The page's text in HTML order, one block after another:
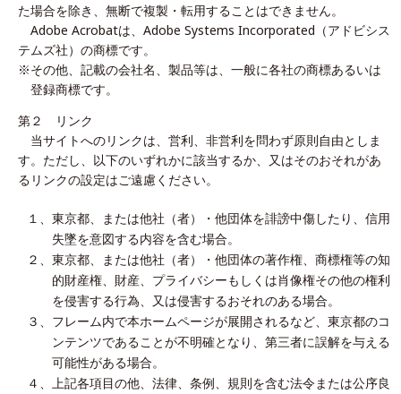
た場合を除き、無断で複製・転用することはできません。
Adobe Acrobatは、Adobe Systems Incorporated（アドビシス
テムズ社）の商標です。
※その他、記載の会社名、製品等は、一般に各社の商標あるいは
登録商標です。
第２ リンク
当サイトへのリンクは、営利、非営利を問わず原則自由としま
す。ただし、以下のいずれかに該当するか、又はそのおそれがあ
るリンクの設定はご遠慮ください。
１、 東京都、または他社（者）・他団体を誹謗中傷したり、信用
失墜を意図する内容を含む場合。
２、 東京都、または他社（者）・他団体の著作権、商標権等の知
的財産権、財産、プライバシーもしくは肖像権その他の権利
を侵害する行為、又は侵害するおそれのある場合。
３、 フレーム内で本ホームページが展開されるなど、東京都のコ
ンテンツであることが不明確となり、第三者に誤解を与える
可能性がある場合。
４、 上記各項目の他、法律、条例、規則を含む法令または公序良